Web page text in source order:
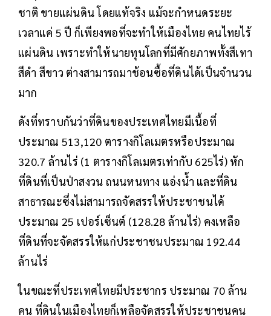
ชาติ ขายแผ่นดิน โดยแท้จริง แม้จะกำหนดระยะ
เวลาแค่ 5 ปี ก็เพียงพอที่จะทำให้เมืองไทย คนไทยไร้
แผ่นดิน เพราะทำให้นายทุนโลกที่มีศักยภาพทั้งสีเทา
สีดำ สีขาว ต่างสามารถมาช้อนซื้อที่ดินได้เป็นจำนวน
มาก
ดังที่ทราบกันว่าที่ดินของประเทศไทยมีเนื้อที่
ประมาณ 513,120 ตารางกิโลเมตรหรือประมาณ
320.7 ล้านไร่ (1 ตารางกิโลเมตรเท่ากับ 625ไร่) หัก
ที่ดินที่เป็นป่าสงวน ถนนหนทาง แอ่งน้ำ และที่ดิน
สาธารณะซึ่งไม่สามารถจัดสรรให้ประชาชนได้
ประมาณ 25 เปอร์เซ็นต์ (128.28 ล้านไร่) คงเหลือ
ที่ดินที่จะจัดสรรให้แก่ประชาชนประมาณ 192.44
ล้านไร่
ในขณะที่ประเทศไทยมีประชากร ประมาณ 70 ล้าน
คน ที่ดินในเมืองไทยก็เหลือจัดสรรให้ประชาชนคน